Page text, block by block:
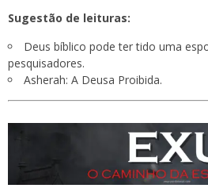
Sugestão de leituras:
Deus bíblico pode ter tido uma
pesquisadores.
Asherah: A Deusa Proibida.